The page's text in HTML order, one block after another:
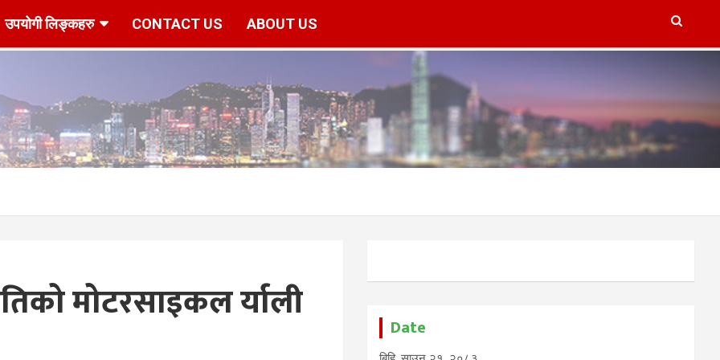
www/vhosts/hknepal.com/httpdocs/deshbidesh/wp-content/plugins/refresh-post-page-wud/refresh-post-page-wud.php
उपयोगी लिङ्कहरु CONTACT US ABOUT US
मोटरसाइकल र्याली Date